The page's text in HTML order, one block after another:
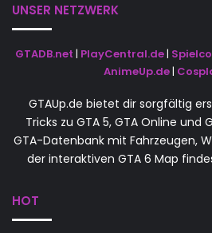
UNSER NETZWERK
GTADB.net | PlayCentral.de|
AnimeUp.de|
GTAUp.de bietet dir sorgfältig
Tricks zu GTA 5, GTA Online und
GTA-Datenbank mit Fahrzeugen,
der interaktiven GTA 6 Map
HOT